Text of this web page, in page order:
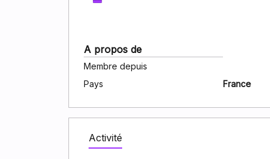
A propos de
Membre depuis
Pays
France
Activité